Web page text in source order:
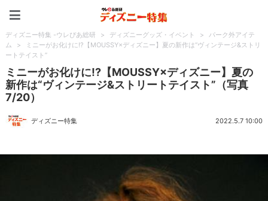
ディズニー特集 -ウレぴあ総研 > ディズニーグッズ・イベント >
パーク外アイテ
ム
>
ミニーがお化けに!?【MOUSSY×ディズニー】夏の新作は“ヴィンテージ&ストリ
ートテイスト”
ミニーがお化けに!?【MOUSSY×ディズニー】夏の
新作は“ヴィンテージ&ストリートテイスト”（写真
7/20）
ディズニー特集 2022.5.7 10:00